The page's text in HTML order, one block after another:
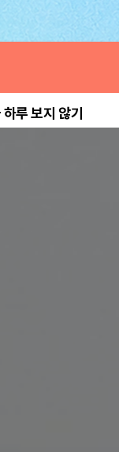
루 보지 않기